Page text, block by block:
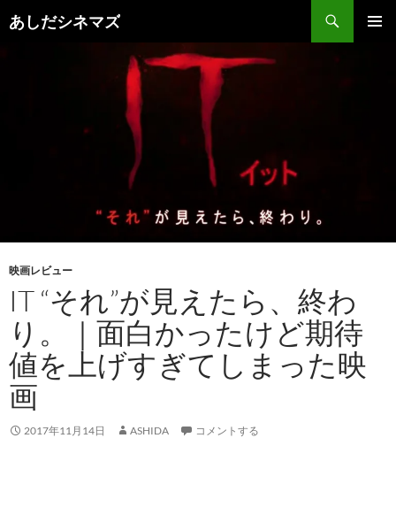
ンあしだシネマズ
索
映画レビュー
IT “それ”が見えたら、終わ
り。｜面白かったけど期待
値を上げすぎてしまった映
画
2017年11月14日 ASHIDA コメントする